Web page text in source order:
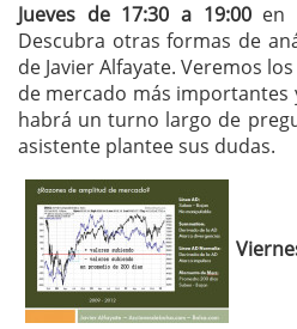
Jueves de 17:30 a 19:00en
Descubra otras formas de
de Javier Alfayate. Veremos
de mercado más importantes
habrá un turno largo de
asistente plantee sus dudas.